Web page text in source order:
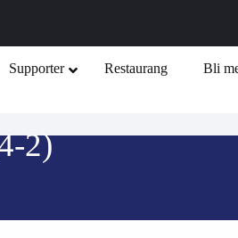
Supporter Restaurang Bli
2)